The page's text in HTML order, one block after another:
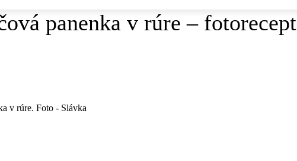
panenka v rúre – fotorecept